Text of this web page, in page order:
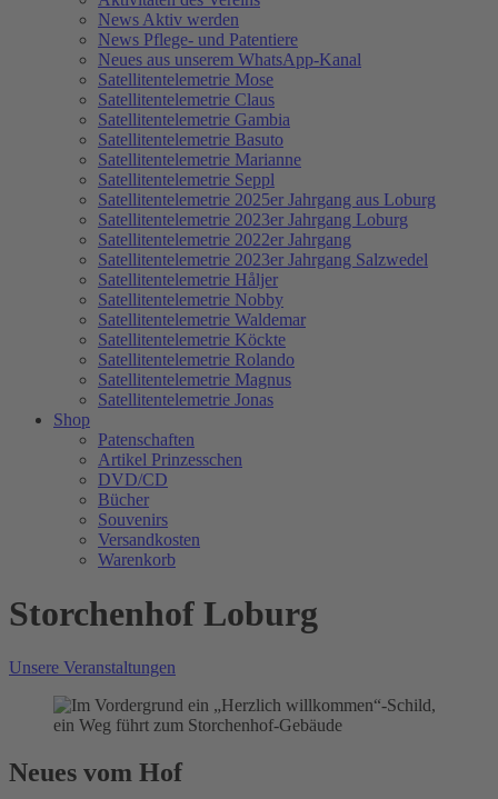
News Aktiv werden
News Pflege- und Patentiere
Neues aus unserem WhatsApp-Kanal
Satellitentelemetrie Mose
Satellitentelemetrie Claus
Satellitentelemetrie Gambia
Satellitentelemetrie Basuto
Satellitentelemetrie Marianne
Satellitentelemetrie Seppl
Satellitentelemetrie 2025er Jahrgang aus Loburg
Satellitentelemetrie 2023er Jahrgang Loburg
Satellitentelemetrie 2022er Jahrgang
Satellitentelemetrie 2023er Jahrgang Salzwedel
Satellitentelemetrie Håljer
Satellitentelemetrie Nobby
Satellitentelemetrie Waldemar
Satellitentelemetrie Köckte
Satellitentelemetrie Rolando
Satellitentelemetrie Magnus
Satellitentelemetrie Jonas
Shop
Patenschaften
Artikel Prinzesschen
DVD/CD
Bücher
Souvenirs
Versandkosten
Warenkorb
Storchenhof Loburg
Unsere Veranstaltungen
Neues vom Hof